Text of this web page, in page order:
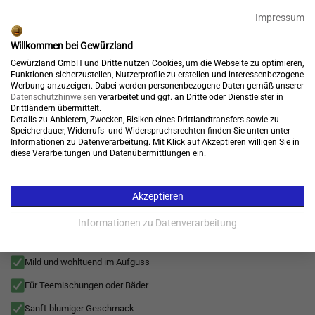
99904

Menü
Konto Warenkorb
Essbare Blüten > Grill und BBQ > für Reis > für Saucen > Pasta > für
Kamille, Kamilleblüten, Kamillentee natürliche Auszeit für
entspannte Teemomente und vielseitige Anwendung
Mild und wohltuend im Aufguss
Für Teemischungen oder Bäder
Sanft-blumiger Geschmack
Impressum
Willkommen bei Gewürzland
Gewürzland GmbH und Dritte nutzen Cookies, um die Webseite zu optimieren,
Funktionen sicherzustellen, Nutzerprofile zu erstellen und interessenbezogene
Werbung anzuzeigen. Dabei werden personenbezogene Daten gemäß unserer
Datenschutzhinweisen verarbeitet und ggf. an Dritte oder Dienstleister in
Drittländern übermittelt.
Details zu Anbietern, Zwecken, Risiken eines Drittlandtransfers sowie zu
Speicherdauer, Widerrufs- und Widerspruchsrechten finden Sie unten unter
Informationen zu Datenverarbeitung. Mit Klick auf Akzeptieren willigen Sie in
diese Verarbeitungen und Datenübermittlungen ein.
Akzeptieren
Informationen zu Datenverarbeitung